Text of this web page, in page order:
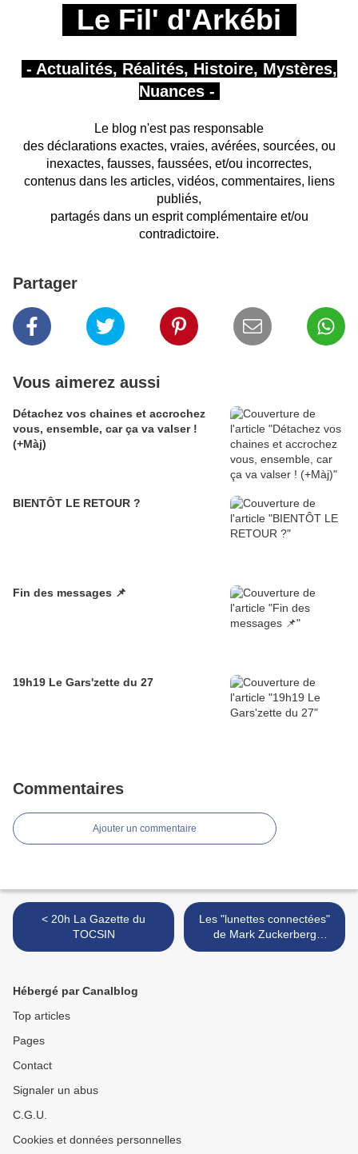
Le Fil' d'Arkébi
- Actualités, Réalités, Histoire, Mystères,
Nuances -
Le blog n'est pas responsable
des déclarations exactes, vraies, avérées, sourcées, ou
inexactes, fausses, faussées, et/ou incorrectes,
contenus dans les articles, vidéos, commentaires, liens
publiés,
partagés dans un esprit complémentaire et/ou
contradictoire.
Partager
Vous aimerez aussi
Détachez vos chaines et accrochez
vous, ensemble, car ça va valser !
(+Màj)
BIENTÔT LE RETOUR ?
Fin des messages 📌
19h19 Le Gars'zette du 27
Commentaires
Ajouter un commentaire
< 20h La Gazette du
TOCSIN
Les "lunettes connectées"
de Mark Zuckerberg
(Meta/Facebook) peuvent
Hébergé par Canalblog
Top articles
Pages
Contact
Signaler un abus
C.G.U.
Cookies et données personnelles